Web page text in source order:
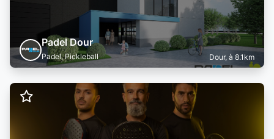
Padel Dour
Padel, Pickleball Dour, à 8.1km